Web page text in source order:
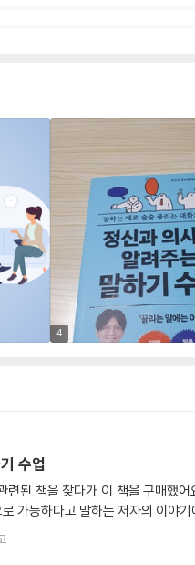
4
수업
련된 책을 찾다가 이 책을 구매했
가능하다고 말하는 저자의 이야